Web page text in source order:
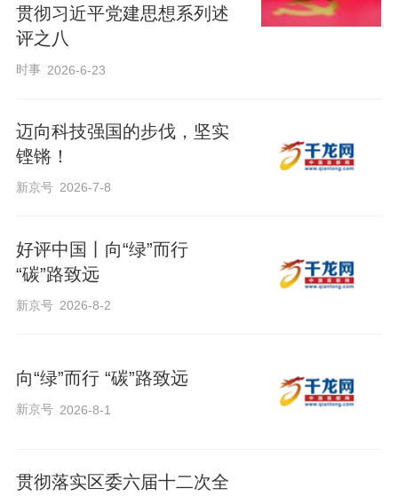
贯彻习近平党建思想系列述
评之八
时事 2026-6-23
迈向科技强国的步伐，坚实
铿锵！
新京号 2026-7-8
好评中国丨向“绿”而行
“碳”路致远
新京号 2026-8-2
向“绿”而行 “碳”路致远
新京号 2026-8-1
贯彻落实区委六届十二次全